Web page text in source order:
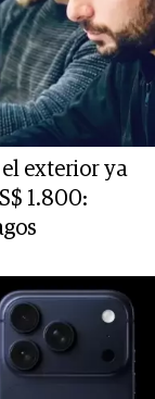
exterior ya
1.800: